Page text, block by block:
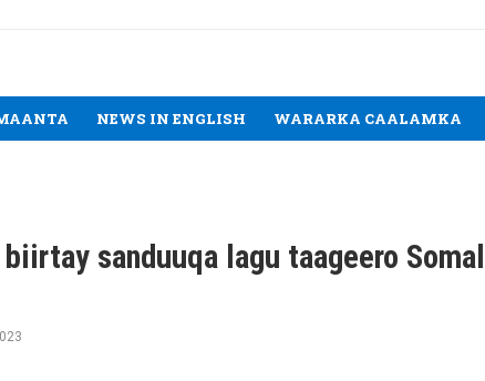
NEWS IN ENGLISH WARARKA CAALAMKA
biirtay sanduuqa lagu taageero